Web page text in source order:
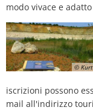
modo vivace e
©
iscrizioni possono
mail all'indirizzo